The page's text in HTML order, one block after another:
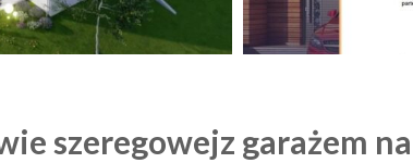
szeregowejz garażem